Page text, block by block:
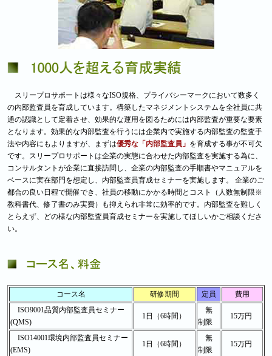
スリープロサポートは様々なISO規格、プライバシーマークにおいて数多く
の内部監査員を育成しています。構築したマネジメントシステムを全社員に共
通の認識として定着させ、効果的な運用を図るためには内部監査が重要な要素
となります。効果的な内部監査を行うには企業内で実施する内部監査の監査手
法や内容にもよりますが、まずは優秀な「内部監査員」 を育成する事が不可欠
です。スリープロサポートは企業の実態に合わせた内部監査を実施する為に、
コンサルタントが企業に直接訪問し、企業の内部監査の手順書やマニュアルを
ベースに実在部門を想定し、内部監査員育成セミナーを実施します。 企業のご
都合の良い日程で開催でき、社員の移動にかかる時間とコスト（人数無制限※
教科書代、修了書のみ実費）も抑えられ非常に効率的です。内部監査を難しく
とらえず、どの様な内部監査員育成セミナーを実施してほしいかご相談くださ
い。
コース名 研修期間 定員
費用
ISO9001品質内部監査員セミナー
(QMS)
1日（6時間）
無
制限
15万円
ISO14001環境内部監査員セミナー
(EMS)
1日（6時間）
無
制限
15万円